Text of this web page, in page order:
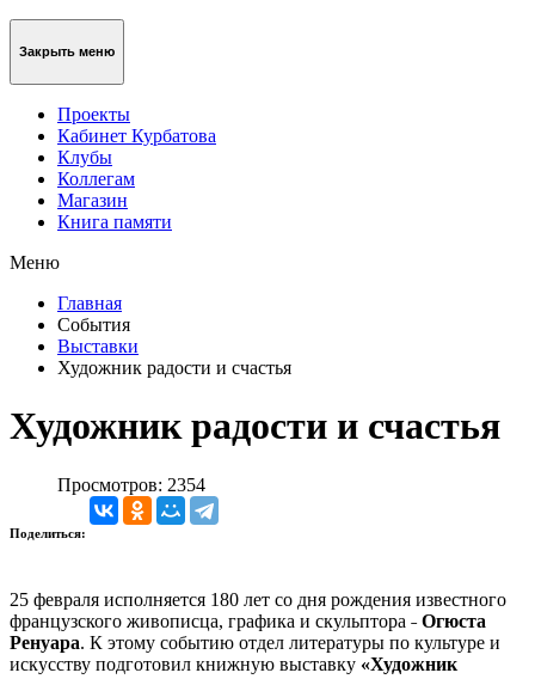
Закрыть меню
Проекты
Кабинет Курбатова
Клубы
Коллегам
Магазин
Книга памяти
Меню
Главная
События
Выставки
Художник радости и счастья
Художник радости и счастья
Просмотров: 2354
Поделиться:
25 февраля исполняется 180 лет со дня рождения известного
французского живописца, графика и скульптора ˗Огюста
Ренуара. К этому событию отдел литературы по культуре и
искусству подготовил книжную выставку «Художник